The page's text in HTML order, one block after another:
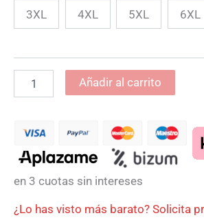
3XL 4XL 5XL 6XL
Añadir al carrito
en 3 cuotas sin intereses
¿Lo has visto más barato? Solicita